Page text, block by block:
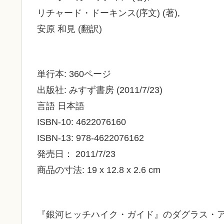
リチャード・ドーキンス(序文) (著),
安原 和見 (翻訳)
単行本: 360ページ
出版社: みすず書房 (2011/7/23)
言語 日本語
ISBN-10: 4622076160
ISBN-13: 978-4622076162
発売日： 2011/7/23
商品の寸法: 19 x 12.8 x 2.6 cm
『銀河ヒッチハイク・ガイド』のダグラス・